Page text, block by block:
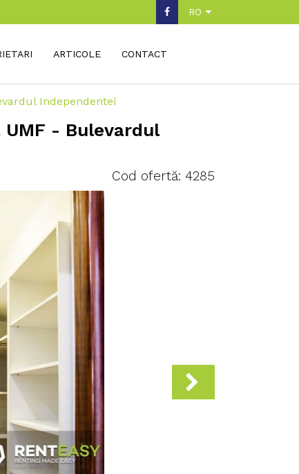
RO
ARTICOLE CONTACT
Independentei
- Bulevardul
Cod ofertă: 4285